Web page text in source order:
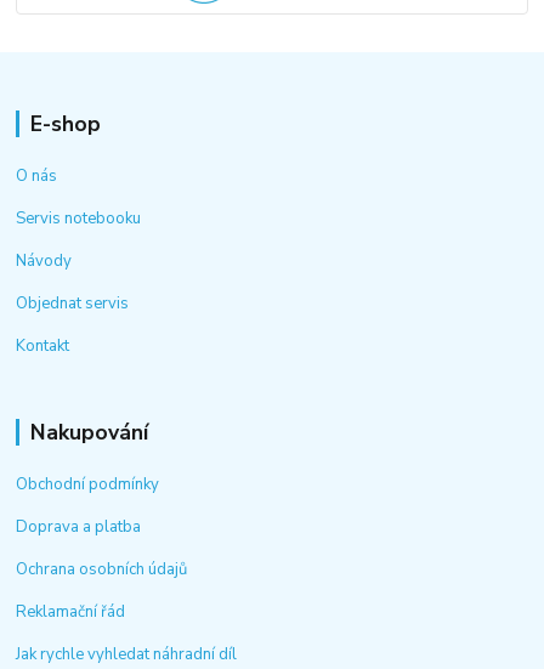
E-shop
O nás
Servis notebooku
Návody
Objednat servis
Kontakt
Nakupování
Obchodní podmínky
Doprava a platba
Ochrana osobních údajů
Reklamační řád
Jak rychle vyhledat náhradní díl